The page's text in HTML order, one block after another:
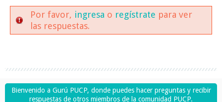
Por favor, ingresa o regístrate para ver
las respuestas.
Bienvenido a Gurú PUCP, donde puedes hacer preguntas y recibir
respuestas de otros miembros de la comunidad PUCP.